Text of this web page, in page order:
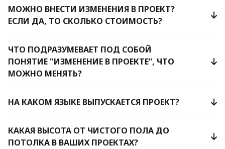
МОЖНО ВНЕСТИ ИЗМЕНЕНИЯ В ПРОЕКТ?
ЕСЛИ ДА, ТО СКОЛЬКО СТОИМОСТЬ?
ЧТО ПОДРАЗУМЕВАЕТ ПОД СОБОЙ
ПОНЯТИЕ "ИЗМЕНЕНИЕ В ПРОЕКТЕ”, ЧТО
МОЖНО МЕНЯТЬ?
НА КАКОМ ЯЗЫКЕ ВЫПУСКАЕТСЯ ПРОЕКТ?
КАКАЯ ВЫСОТА ОТ ЧИСТОГО ПОЛА ДО
ПОТОЛКА В ВАШИХ ПРОЕКТАХ?